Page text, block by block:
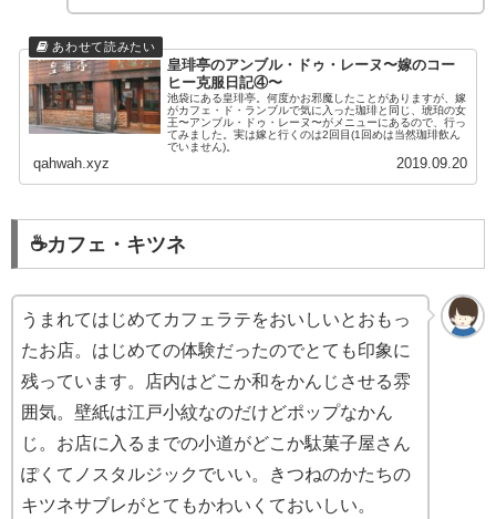
皇琲亭のアンブル・ドゥ・レーヌ〜嫁のコー
ヒー克服日記④〜
池袋にある皇琲亭。何度かお邪魔したことがありますが、嫁
がカフェ・ド・ランブルで気に入った珈琲と同じ、琥珀の女
王〜アンブル・ドゥ・レーヌ〜がメニューにあるので、行っ
てみました。実は嫁と行くのは2回目(1回めは当然珈琲飲ん
でいません)。
qahwah.xyz 2019.09.20
☕️カフェ・キツネ
うまれてはじめてカフェラテをおいしいとおもっ
たお店。はじめての体験だったのでとても印象に
残っています。店内はどこか和をかんじさせる雰
囲気。壁紙は江戸小紋なのだけどポップなかん
じ。お店に入るまでの小道がどこか駄菓子屋さん
ぽくてノスタルジックでいい。きつねのかたちの
キツネサブレがとてもかわいくておいしい。